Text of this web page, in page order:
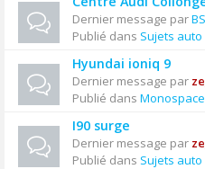
Dernier message parBS
Publié dans Sujets
Hyundai ioniq 9
Dernier message par
Publié dans
I90 surge
Dernier message par
Publié dans Sujets